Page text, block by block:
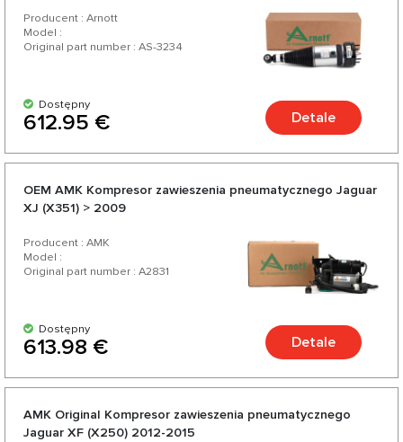
Producent : Arnott
Model :
Original part number : AS-3234
Dostępny
612.95 € Detale
OEM AMK Kompresor zawieszenia pneumatycznego Jaguar
XJ (X351) > 2009
Producent : AMK
Model :
Original part number : А2831
Dostępny
613.98 € Detale
AMK Original Kompresor zawieszenia pneumatycznego
Jaguar XF (X250) 2012-2015